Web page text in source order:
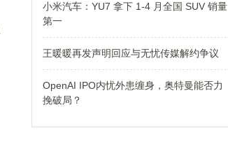
小米汽车：YU7 拿下 1-4 月全国 SUV 销量
第一
王暖暖再发声明回应与无忧传媒解约争议
OpenAI IPO内忧外患缠身，奥特曼能否力
挽破局？